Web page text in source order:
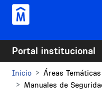
Pasar al contenido principal
Portal institucional
Inicio Áreas Temáticas
Manuales de